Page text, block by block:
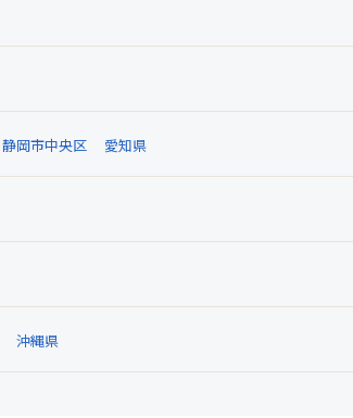
静岡市中央区 愛知県
沖縄県